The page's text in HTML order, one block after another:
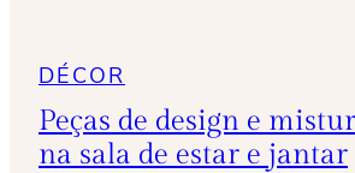
DÉCOR
Peças de design e
na sala de estar e jantar